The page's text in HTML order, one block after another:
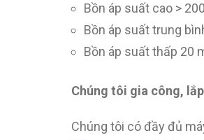
Bồn áp suất cao >
Bồn áp suất trung
Bồn áp suất thấp 20
Chúng tôi gia công,
Chúng tôi có đầy đủ